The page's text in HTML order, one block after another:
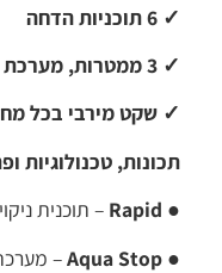
✓ 6 תוכניות הדחה
✓ 3 ממטרות, מערכת המטרת מים ל-5 כיוונים
✓ שקט מירבי בכל
תכונות, טכנולוגיות
●
Rapid – תוכנית
●
Aqua Stop
–